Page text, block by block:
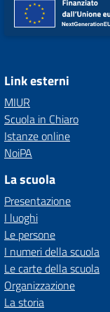
Link esterni
MIUR
Scuola in Chiaro
Istanze online
NoiPA
La scuola
Presentazione
I luoghi
Le persone
I numeri della scuola
Le carte della scuola
Organizzazione
La storia